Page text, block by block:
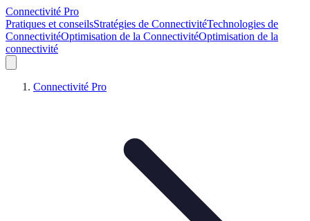
Connectivité Pro
Pratiques et conseilsStratégies de ConnectivitéTechnologies de
ConnectivitéOptimisation de la ConnectivitéOptimisation de la
connectivité
Connectivité Pro